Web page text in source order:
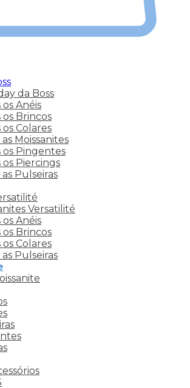
da Boss
os Anéis
os Brincos
os Colares
as Moissanites
os Pingentes
os Piercings
as Pulseiras
Versatilité
os Anéis
os Brincos
os Colares
as Pulseiras